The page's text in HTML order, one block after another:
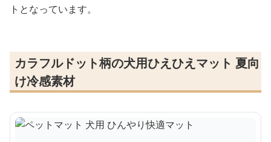
トとなっています。
カラフルドット柄の犬用ひえひえマット 夏向
け冷感素材